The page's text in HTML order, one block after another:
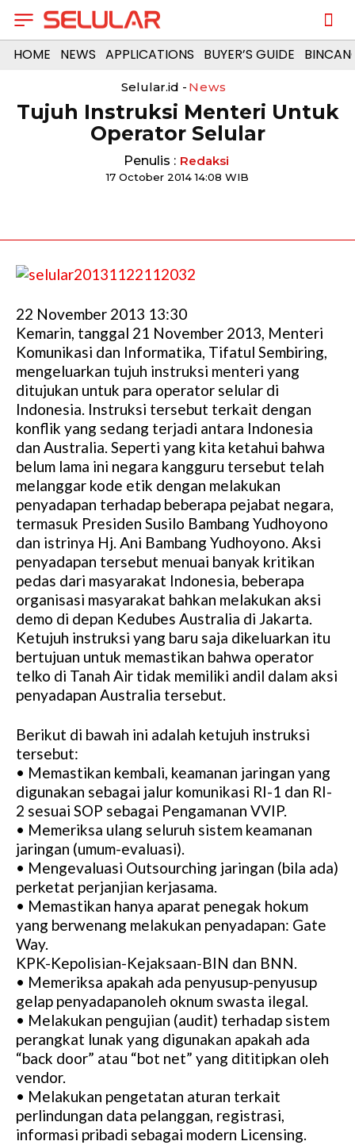
HOME NEWS APPLICATIONS BUYER’S GUIDE
Selular.id - News
Tujuh Instruksi Menteri Untuk
Operator Selular
Penulis : Redaksi
17 October 2014 14:08 WIB
22 November 2013 13:30
Kemarin, tanggal 21 November 2013, Menteri
Komunikasi dan Informatika, Tifatul Sembiring,
mengeluarkan tujuh instruksi menteri yang
ditujukan untuk para operator selular di
Indonesia. Instruksi tersebut terkait dengan
konflik yang sedang terjadi antara Indonesia
dan Australia. Seperti yang kita ketahui bahwa
belum lama ini negara kangguru tersebut telah
melanggar kode etik dengan melakukan
penyadapan terhadap beberapa pejabat negara,
termasuk Presiden Susilo Bambang Yudhoyono
dan istrinya Hj. Ani Bambang Yudhoyono. Aksi
penyadapan tersebut menuai banyak kritikan
pedas dari masyarakat Indonesia, beberapa
organisasi masyarakat bahkan melakukan aksi
demo di depan Kedubes Australia di Jakarta.
Ketujuh instruksi yang baru saja dikeluarkan itu
bertujuan untuk memastikan bahwa operator
telko di Tanah Air tidak memiliki andil dalam aksi
penyadapan Australia tersebut.
Berikut di bawah ini adalah ketujuh instruksi
tersebut:
• Memastikan kembali, keamanan jaringan yang
digunakan sebagai jalur komunikasi RI-1 dan RI-
2 sesuai SOP sebagai Pengamanan VVIP.
• Memeriksa ulang seluruh sistem keamanan
jaringan (umum-evaluasi).
• Mengevaluasi Outsourching jaringan (bila ada)
perketat perjanjian kerjasama.
• Memastikan hanya aparat penegak hokum
yang berwenang melakukan penyadapan: Gate
Way.
KPK-Kepolisian-Kejaksaan-BIN dan BNN.
• Memeriksa apakah ada penyusup-penyusup
gelap penyadapanoleh oknum swasta ilegal.
• Melakukan pengujian (audit) terhadap sistem
perangkat lunak yang digunakan apakah ada
“back door” atau “bot net” yang dititipkan oleh
vendor.
• Melakukan pengetatan aturan terkait
perlindungan data pelanggan, registrasi,
informasi pribadi sebagai modern Licensing.